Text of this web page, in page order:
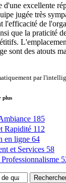
d'une excellente
jugée très
l'efficacité de
que la praticité
sont des atouts
par
plus
185
Rapidité 112
en ligne 64
et Services 58